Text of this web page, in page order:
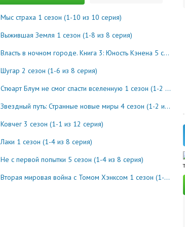
Мыс страха 1 сезон (1-10 из 10 серия)
Выжившая Земля 1 сезон (1-8 из 8 серия)
Власть в ночном городе. Книга 3: Юность Кэнена 5 сезон (1-7 из 10 серия)
Шугар 2 сезон (1-6 из 8 серия)
Стюарт Блум не смог спасти вселенную 1 сезон (1-2 из 8 серия)
Звездный путь: Странные новые миры 4 сезон (1-2 из 10 серия)
Ковчег 3 сезон (1-1 из 12 серия)
Лаки 1 сезон (1-4 из 8 серия)
Не с первой попытки 5 сезон (1-4 из 8 серия)
Вторая мировая война с Томом Хэнксом 1 сезон (1-20 из 20 серия)